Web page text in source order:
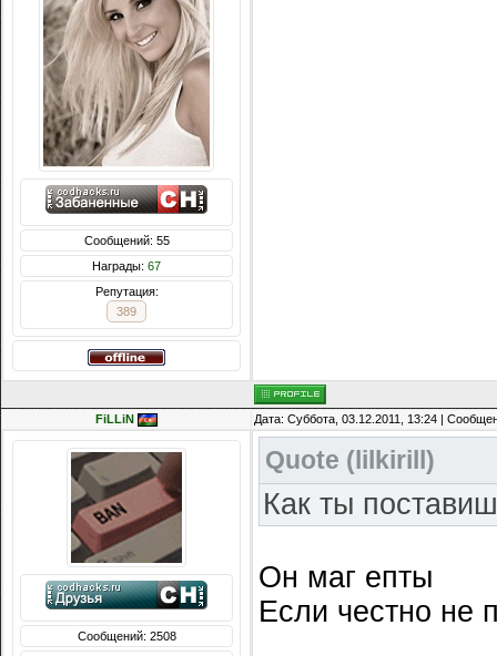
Сообщений: 55
Награды: 67
Репутация:
389
FiLLiN Дата: Суббота, 03.12.2011, 13:24 |
Сообщений: 2508
Quote (lilkirill)
Как ты
Он маг епты
Если честно не